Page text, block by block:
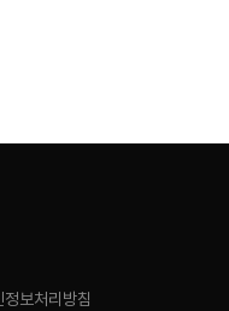
정보처리방침